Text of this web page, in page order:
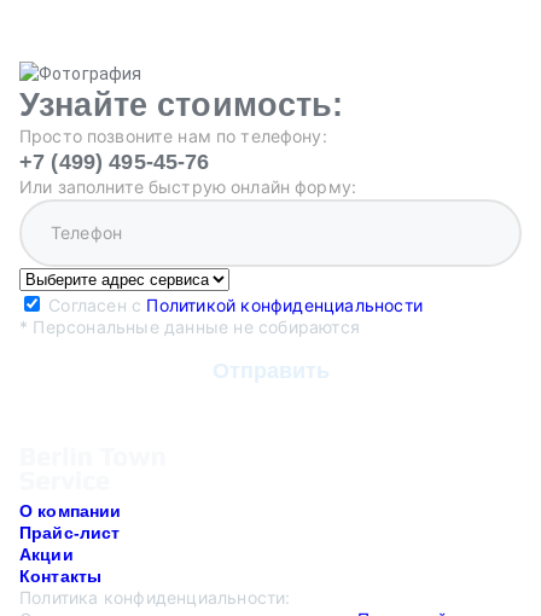
Узнайте стоимость:
Просто позвоните нам по телефону:
+7 (499) 495-45-76
Или заполните быструю онлайн форму:
Согласен с Политикой конфиденциальности
* Персональные данные не собираются
О компании
Прайс-лист
Акции
Контакты
Политика конфиденциальности: